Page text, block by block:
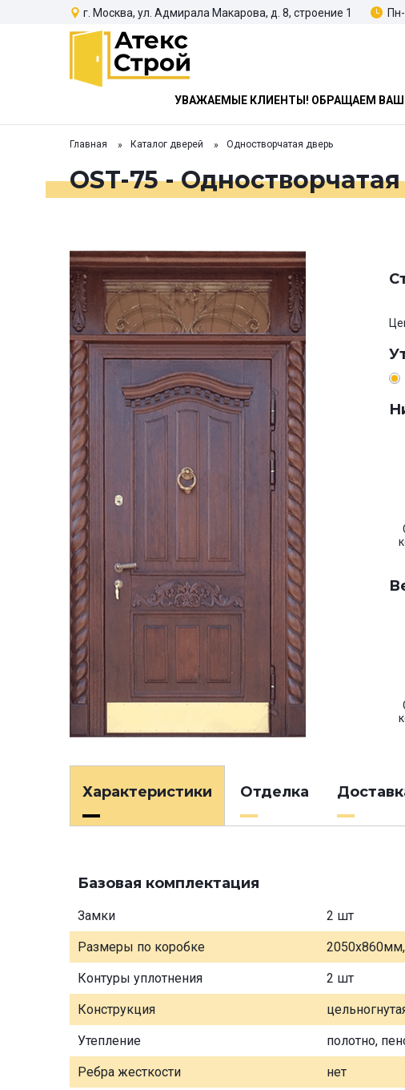
г. Москва, ул. Адмирала Макарова, д. 8, строение 1
УВАЖАЕМЫЕ КЛИЕНТЫ! ОБРАЩАЕМ
Главная Каталог дверей Одностворчатая дверь
OST-75 -
Характеристики Отделка
Базовая комплектация
Замки 2 шт
Размеры по коробке
Контуры уплотнения 2 шт
Конструкция
Утепление полотно,
Ребра жесткости нет